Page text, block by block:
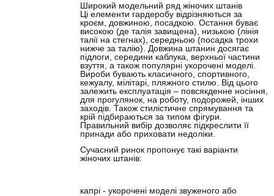
Широкий модельний ряд жіночих штанів
Ці елементи гардеробу відрізняються за
кроєм, довжиною, посадкою. Остання буває
високою (де талія завищена), низькою (лінія
талії на стегнах), середньою (посадка трохи
нижче за талію). Довжина штанин досягає
підлоги, середини каблука, верхньої частини
взуття, а також популярні укорочені моделі.
Вироби бувають класичного, спортивного,
кежуалу, мілітарі, пляжного стилю. Від цього
залежить експлуатація – повсякденне носіння,
для прогулянок, на роботу, подорожей, інших
заходів. Також стилістичне спрямування та
крій підбираються за типом фігури.
Правильний вибір дозволяє підкреслити її
принади або приховати недоліки.
Сучасний ринок пропонує такі варіанти
жіночих штанів:
капрі - укорочені моделі звуженого або